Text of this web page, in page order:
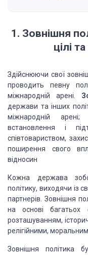
1. Зовнішня
цілі
Здійснюючи свої
проводить певну
міжнародній арені.
держави та інших
міжнародній
встановлення і
співтовариством,
поширення свого
відносин
Кожна держава
політику, виходячи із
партнерів. Зовнішня
на основі багатьох
розташуванням,
релігійними,
Зовнішня політика